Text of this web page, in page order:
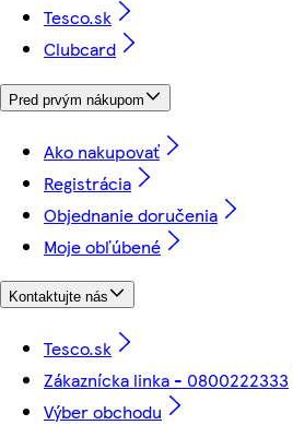
Tesco.sk
Clubcard
Pred prvým nákupom
Ako nakupovať
Registrácia
Objednanie doručenia
Moje obľúbené
Kontaktujte nás
Tesco.sk
Zákaznícka linka - 0800222333
Výber obchodu